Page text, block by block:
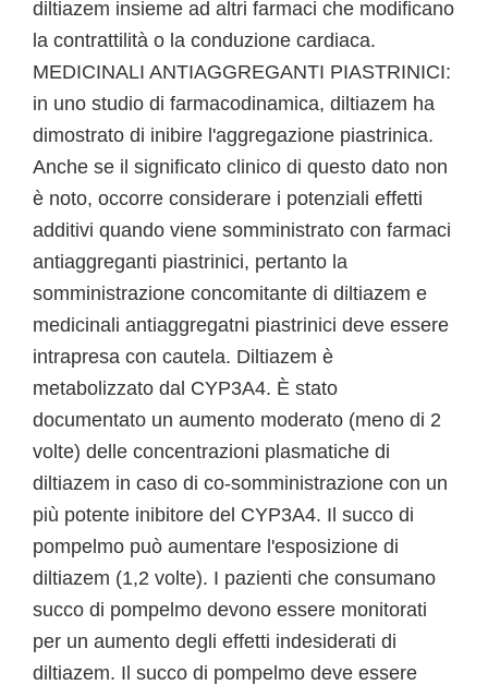
diltiazem insieme ad altri farmaci che modificano
la contrattilità o la conduzione cardiaca.
MEDICINALI ANTIAGGREGANTI PIASTRINICI:
in uno studio di farmacodinamica, diltiazem ha
dimostrato di inibire l'aggregazione piastrinica.
Anche se il significato clinico di questo dato non
è noto, occorre considerare i potenziali effetti
additivi quando viene somministrato con farmaci
antiaggreganti piastrinici, pertanto la
somministrazione concomitante di diltiazem e
medicinali antiaggregatni piastrinici deve essere
intrapresa con cautela. Diltiazem è
metabolizzato dal CYP3A4. È stato
documentato un aumento moderato (meno di 2
volte) delle concentrazioni plasmatiche di
diltiazem in caso di co-somministrazione con un
più potente inibitore del CYP3A4. Il succo di
pompelmo può aumentare l'esposizione di
diltiazem (1,2 volte). I pazienti che consumano
succo di pompelmo devono essere monitorati
per un aumento degli effetti indesiderati di
diltiazem. Il succo di pompelmo deve essere